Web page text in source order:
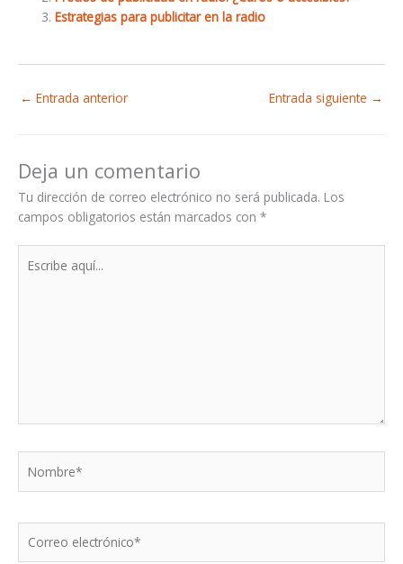
Estrategias para publicitar en la radio
← Entrada anterior Entrada siguiente →
Deja un comentario
Tu dirección de correo electrónico no será publicada. Los
campos obligatorios están marcados con *
aquí...
electrónico*